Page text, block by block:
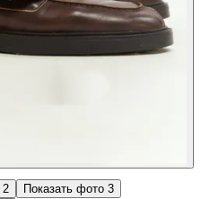
2 Показать фото 3